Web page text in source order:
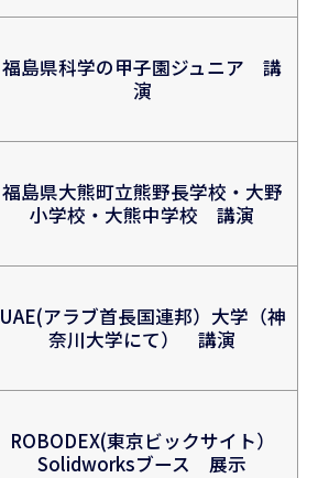
福島県科学の甲子園ジュニア 講
演
福島県大熊町立熊野長学校・大野
小学校・大熊中学校 講演
UAE(アラブ首長国連邦）大学（神
奈川大学にて） 講演
ROBODEX(東京ビックサイト）
Solidworksブース 展示